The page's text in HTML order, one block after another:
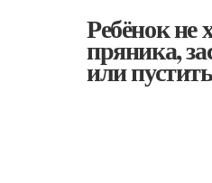
Ребёнок не
пряника,
или